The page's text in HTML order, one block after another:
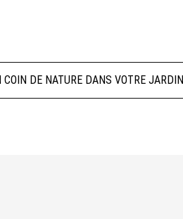
COIN DE NATURE DANS VOTRE JARDIN